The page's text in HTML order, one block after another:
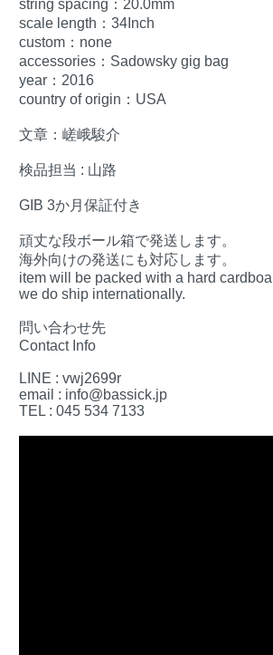
string spacing：20.0mm
scale length：34Inch
custom：none
accessories：Sadowsky gig bag
year：2016
country of origin：USA
文章：嵯峨駿介
検品担当 : 山路
GIB 3か月保証付き
頑丈な段ボール箱で発送します。
海外向けの発送にも対応します。
item will be packed with a hard
we do ship internationally.
問い合わせ先
Contact Info
LINE : vwj2699r
email : info@bassick.jp
TEL : 045 534 7133